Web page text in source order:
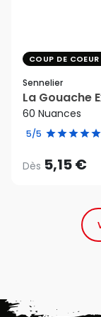
COUP DE
Sennelier
La Gouache
60 Nuances
5/5
Dès 5,15 €